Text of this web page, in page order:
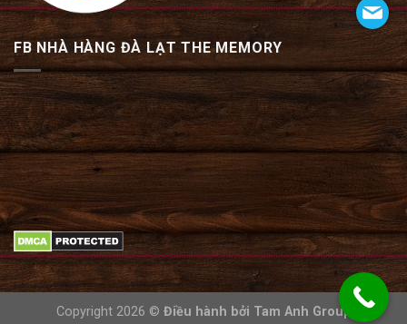
FB NHÀ HÀNG ĐÀ LẠT THE MEMORY
Copyright 2026 © Điều hành bởi Tam Anh Group